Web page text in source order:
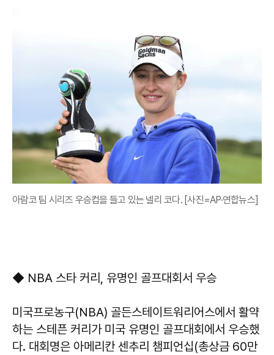
아람코 팀 시리즈 우승컵을 들고 있는 넬리 코다. [사진=AP·연합뉴스]
◆ NBA 스타 커리, 유명인 골프대회서 우승
미국프로농구(NBA) 골든스테이트워리어스에서 활약
하는 스테픈 커리가 미국 유명인 골프대회에서 우승했
다. 대회명은 아메리칸 센추리 챔피언십(총상금 60만